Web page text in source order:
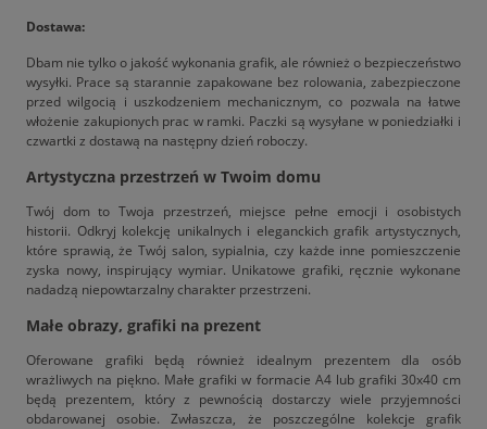
Dostawa:
Dbam nie tylko o jakość wykonania grafik, ale również o bezpieczeństwo
wysyłki. Prace są starannie zapakowane bez rolowania, zabezpieczone
przed wilgocią i uszkodzeniem mechanicznym, co pozwala na łatwe
włożenie zakupionych prac w ramki. Paczki są wysyłane w poniedziałki i
czwartki z dostawą na następny dzień roboczy.
Artystyczna przestrzeń w Twoim domu
Twój dom to Twoja przestrzeń, miejsce pełne emocji i osobistych
historii. Odkryj kolekcję unikalnych i eleganckich grafik artystycznych,
które sprawią, że Twój salon, sypialnia, czy każde inne pomieszczenie
zyska nowy, inspirujący wymiar. Unikatowe grafiki, ręcznie wykonane
nadadzą niepowtarzalny charakter przestrzeni.
Małe obrazy, grafiki na prezent
Oferowane grafiki będą również idealnym prezentem dla osób
wrażliwych na piękno. Małe grafiki w formacie A4 lub grafiki 30x40 cm
będą prezentem, który z pewnością dostarczy wiele przyjemności
obdarowanej osobie. Zwłaszcza, że poszczególne kolekcje grafik